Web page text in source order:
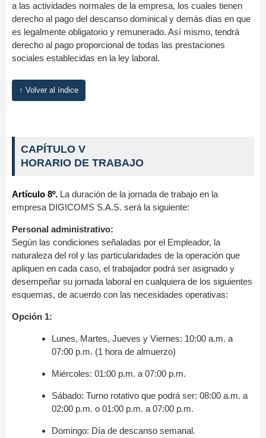
a las actividades normales de la empresa, los cuales tienen
derecho al pago del descanso dominical y demás días en que
es legalmente obligatorio y remunerado. Así mismo, tendrá
derecho al pago proporcional de todas las prestaciones
sociales establecidas en la ley laboral.
↑ Volver al índice
CAPÍTULO V
HORARIO DE TRABAJO
Artículo 8º. La duración de la jornada de trabajo en la
empresa DIGICOMS S.A.S. será la siguiente:
Personal administrativo:
Según las condiciones señaladas por el Empleador, la
naturaleza del rol y las particularidades de la operación que
apliquen en cada caso, el trabajador podrá ser asignado y
desempeñar su jornada laboral en cualquiera de los siguientes
esquemas, de acuerdo con las necesidades operativas:
Opción 1:
Lunes, Martes, Jueves y Viernes: 10:00 a.m. a
07:00 p.m. (1 hora de almuerzo)
Miércoles: 01:00 p.m. a 07:00 p.m.
Sábado: Turno rotativo que podrá ser: 08:00 a.m. a
02:00 p.m. o 01:00 p.m. a 07:00 p.m.
Domingo: Día de descanso semanal.